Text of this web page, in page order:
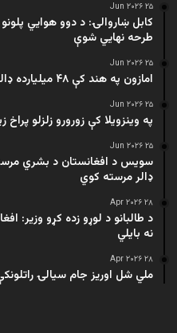
۲۵ Jun ۲۰۲۶
کابل ښاروالۍ: د دوو هوايي
طرحه نهایي شوې
۲۵ Jun ۲۰۲۶
امازون په هند کې ۴۸ میلیارده ډالرو پانګونه کوي
۲۵ Jun ۲۰۲۶
په وینزویلا کې زورورو زلزلو پراخ
۲۵ Jun ۲۰۲۶
سویس د افغانستان د بشري
ډالر مرسته کوي
۲۸ Apr ۲۰۲۶
د طالبانو د لوړو زده کړو وزیر:
نه بایلي
۲۸ Apr ۲۰۲۶
ملي شل اوریز جام سیالۍ